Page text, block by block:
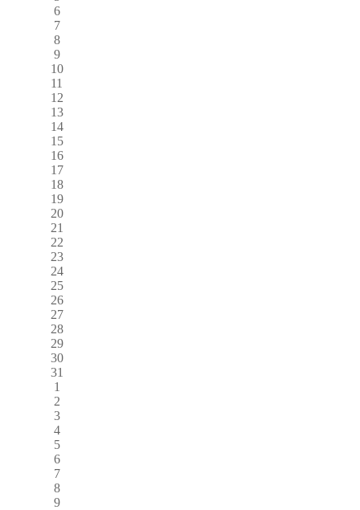
6
7
8
9
10
11
12
13
14
15
16
17
18
19
20
21
22
23
24
25
26
27
28
29
30
31
1
2
3
4
5
6
7
8
9